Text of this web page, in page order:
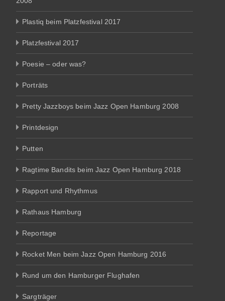
Plastiq beim Platzfestival 2017
Platzfestival 2017
Poesie – oder was?
Porträts
Pretty Jazzboys beim Jazz Open Hamburg 2008
Printdesign
Putten
Ragtime Bandits beim Jazz Open Hamburg 2018
Rapport und Rhythmus
Rathaus Hamburg
Reportage
Rocket Men beim Jazz Open Hamburg 2016
Rund um den Hamburger Flughafen
Sargträger